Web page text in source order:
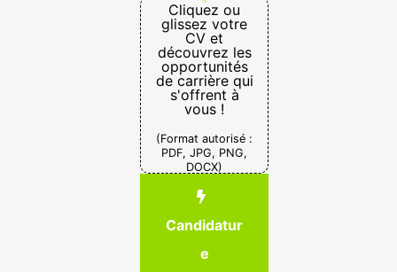
Cliquez ou
glissez votre
CV et
découvrez les
opportunités
de carrière qui
s'offrent à
vous !
(Format autorisé :
PDF, JPG, PNG,
DOCX)
Candidatur
e